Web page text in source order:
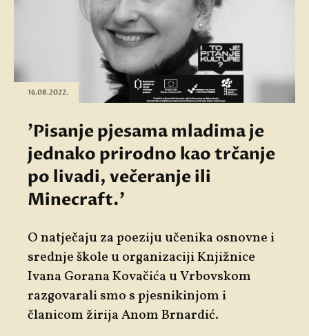
16.08.2022.
'Pisanje pjesama mladima je
jednako prirodno kao trčanje
po livadi, večeranje ili
Minecraft.'
O natječaju za poeziju učenika osnovne i
srednje škole u organizaciji Knjižnice
Ivana Gorana Kovačića u Vrbovskom
razgovarali smo s pjesnikinjom i
članicom žirija Anom Brnardić.